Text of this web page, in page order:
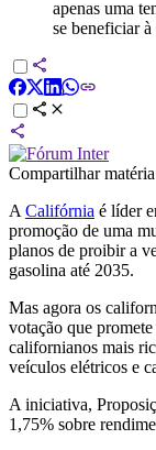
apenas uma
se beneficiar
Compartilhar matéria
A Califórnia é líder
promoção de uma
planos de proibir a
gasolina até 2035.
Mas agora os
votação que
californianos mais
veículos elétricos e
A iniciativa,
1,75% sobre